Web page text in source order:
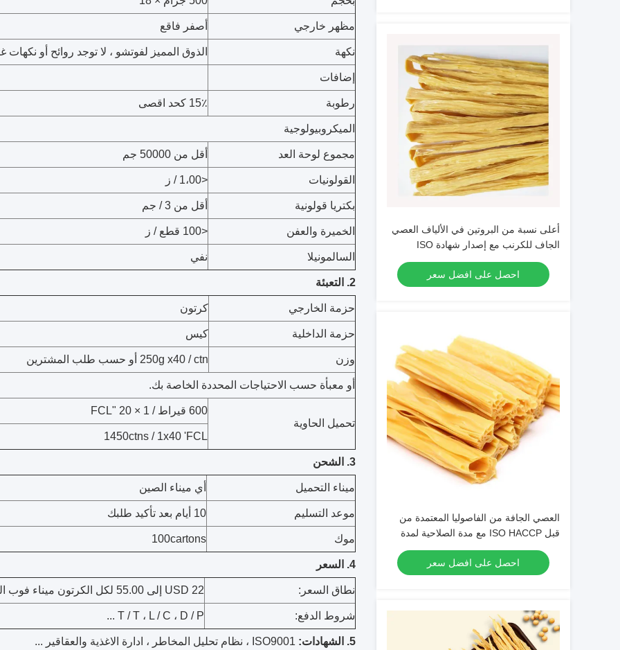
أعلى نسبة من البروتين في الألياف العصي
الجاف للكرنب مع إصدار شهادة ISO
HACCP مع رطوبة ماكس 15٪ عصي توفو
جلد يوبا
احصل على افضل سعر
العصي الجافة من الفاصوليا المعتمدة من
قبل ISO HACCP مع مدة الصلاحية لمدة
عامين ومحتوى عالي في الألياف البروتينية
احصل على افضل سعر
مظهر خارجي أصفر فاقع
نكهة الذوق المميز لفوتشو ، لا توجد روائح أو نكهات
إضافات
رطوبة 15٪ كحد اقصى
الميكروبيولوجية
مجموع لوحة العد أقل من 50000 جم
القولونيات <1،00 / ز
بكتريا قولونية أقل من 3 / جم
الخميرة والعفن <100 قطع / ز
السالمونيلا نفي
2. التعبئة
حزمة الخارجي كرتون
حزمة الداخلية كيس
وزن 250g x40 / ctn أو حسب طلب المشترين
أو معبأة حسب الاحتياجات المحددة الخاصة بك.
تحميل الحاوية
600 قيراط / 1 × 20 "FCL
1450ctns / 1x40 'FCL
3. الشحن
ميناء التحميل أي ميناء الصين
موعد التسليم 10 أيام بعد تأكيد طلبك
موك 100cartons
4. السعر
نطاق السعر: USD 22 إلى 55.00 لكل الكرتون ميناء فوب الصين
شروط الدفع: T / T ، L / C ، D / P ...
5. الشهادات: